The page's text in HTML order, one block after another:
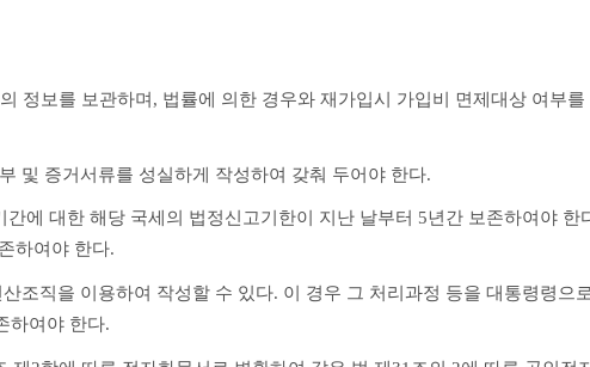
정보를 보관하며, 법률에 의한 경우와 재가입시 가입비 면제대상 여부를
및 증거서류를 성실하게 작성하여 갖춰 두어야 한다.
에 대한 해당 국세의 법정신고기한이 지난 날부터 5년간 보존하여야 한
하여야 한다.
조직을 이용하여 작성할 수 있다. 이 경우 그 처리과정 등을 대통령령으
하여야 한다.